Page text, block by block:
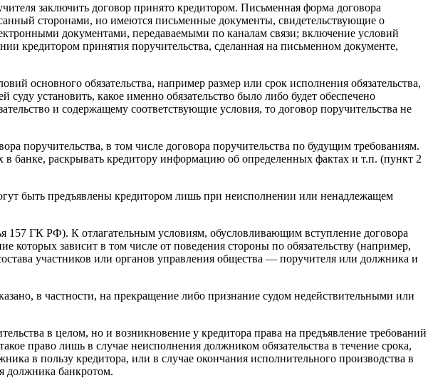
заключить договор принято кредитором. Письменная форма договора
сторонами, но имеются письменные документы, свидетельствующие о
документами, передаваемыми по каналам связи; включение условий
кредитором принятия поручительства, сделанная на письменном документе,
основного обязательства, например размер или срок исполнения обязательства,
установить, какое именно обязательство было либо будет обеспечено
и содержащему соответствующие условия, то договор поручительства не
поручительства, в том числе договора поручительства по будущим требованиям.
банке, раскрывать кредитору информацию об определенных фактах и т.п. (пункт 2
быть предъявлены кредитором лишь при неисполнении или ненадлежащем
157 ГК РФ). К отлагательным условиям, обусловливающим вступление договора
которых зависит в том числе от поведения стороны по обязательству (например,
участников или органов управления общества — поручителя или должника и
в частности, на прекращение либо признание судом недействительными или
в целом, но и возникновение у кредитора права на предъявление требований
право лишь в случае неисполнения должником обязательства в течение срока,
в пользу кредитора, или в случае окончания исполнительного производства в
должника банкротом.